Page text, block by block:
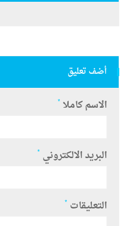
أضف تعليق
الاسم كاملا *
البريد الالكتروني *
التعليقات *